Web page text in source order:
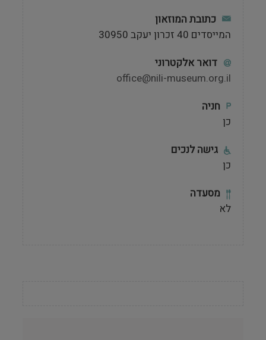
כתובת המוזאון
המייסדים 40 זכרון יעקב 30950
דואר אלקטרוני
office@nili-museum.org.il
חניה
כן
גישה לנכים
כן
מסעדה
לא